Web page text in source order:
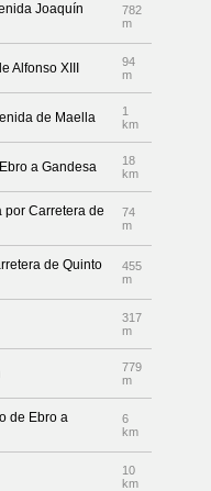
Joaquín
782
m
Alfonso XIII
94
m
de Maella
1
km
a Gandesa
18
km
por Carretera de
74
m
de Quinto
455
m
317
m
779
m
de Ebro a
6
km
10
km